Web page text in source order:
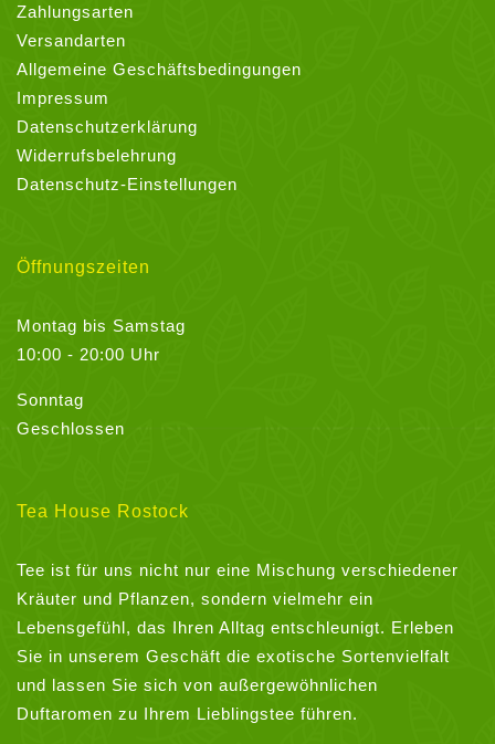
Zahlungsarten
Versandarten
Allgemeine Geschäftsbedingungen
Impressum
Datenschutzerklärung
Widerrufsbelehrung
Datenschutz-Einstellungen
Öffnungszeiten
Montag bis Samstag
10:00 - 20:00 Uhr
Sonntag
Geschlossen
Tea House Rostock
Tee ist für uns nicht nur eine Mischung verschiedener
Kräuter und Pflanzen, sondern vielmehr ein
Lebensgefühl, das Ihren Alltag entschleunigt. Erleben
Sie in unserem Geschäft die exotische Sortenvielfalt
und lassen Sie sich von außergewöhnlichen
Duftaromen zu Ihrem Lieblingstee führen.